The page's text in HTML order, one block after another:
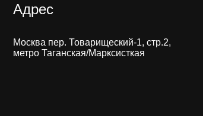
Адрес
Москва пер. Товарищеский-1, стр.2,
метро Таганская/Марксисткая